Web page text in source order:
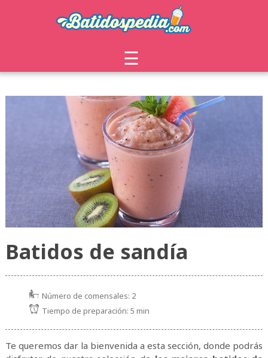
☰
Batidos de sandía
Número de comensales: 2
Tiempo de preparación: 5 min
Te queremos dar la bienvenida a esta sección, donde podrás